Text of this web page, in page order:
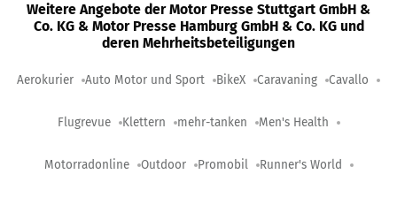
Weitere Angebote der Motor Presse Stuttgart GmbH &
Co. KG & Motor Presse Hamburg GmbH & Co. KG und
deren Mehrheitsbeteiligungen
Aerokurier Auto Motor und Sport BikeX Caravaning Cavallo
Flugrevue Klettern mehr-tanken Men's Health
Motorradonline Outdoor Promobil Runner's World